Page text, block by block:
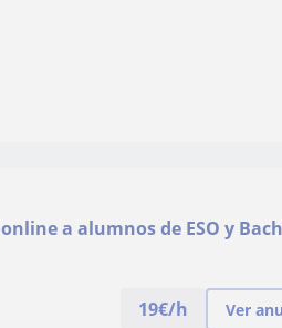
a alumnos de ESO y
19€/h Ver